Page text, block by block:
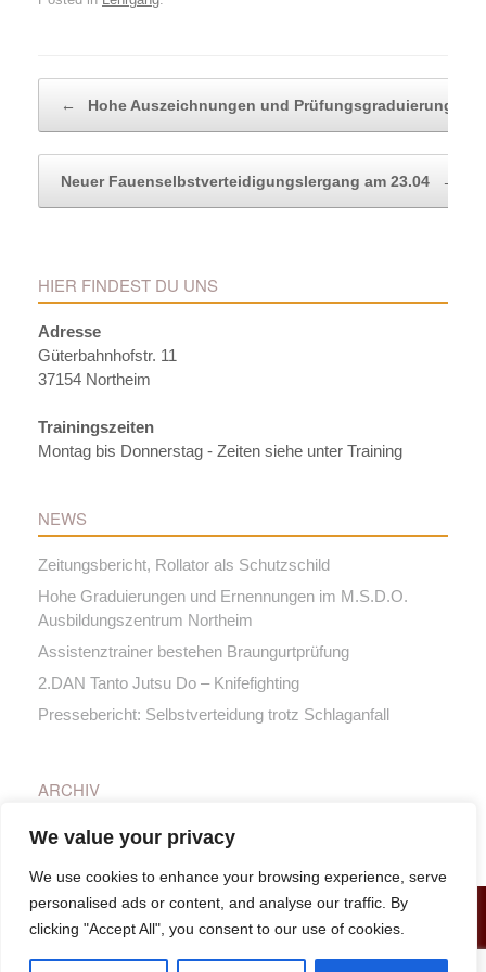
We value your privacy
We use cookies to enhance your browsing experience, serve
personalised ads or content, and analyse our traffic. By
clicking "Accept All", you consent to our use of cookies.
← Hohe Auszeichnungen und Prüfungsgraduierungen
Neuer Fauenselbstverteidigungslergang am 23.04 →
HIER FINDEST DU UNS
Adresse
Güterbahnhofstr. 11
37154 Northeim
Trainingszeiten
Montag bis Donnerstag - Zeiten siehe unter Training
NEWS
Zeitungsbericht, Rollator als Schutzschild
Hohe Graduierungen und Ernennungen im M.S.D.O.
Ausbildungszentrum Northeim
Assistenztrainer bestehen Braungurtprüfung
2.DAN Tanto Jutsu Do – Knifefighting
Pressebericht: Selbstverteidung trotz Schlaganfall
ARCHIV
Archiv
© MSDO Northeim e.V. 2026